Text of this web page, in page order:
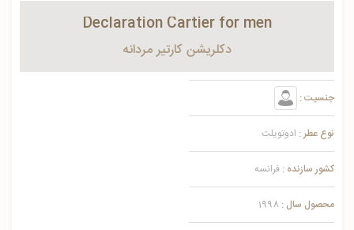
Declaration Cartier for men
دکلریشن کارتیر مردانه
جنسیت :
نوع عطر : ادوتویلت
کشور سازنده : فرانسه
محصول سال : 1998